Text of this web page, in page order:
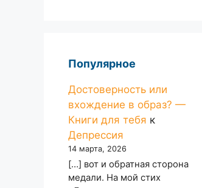
Популярное
Достоверность или
вхождение в образ? —
Книги для тебя к
Депрессия
14 марта, 2026
[…] вот и обратная сторона
медали. На мой стих